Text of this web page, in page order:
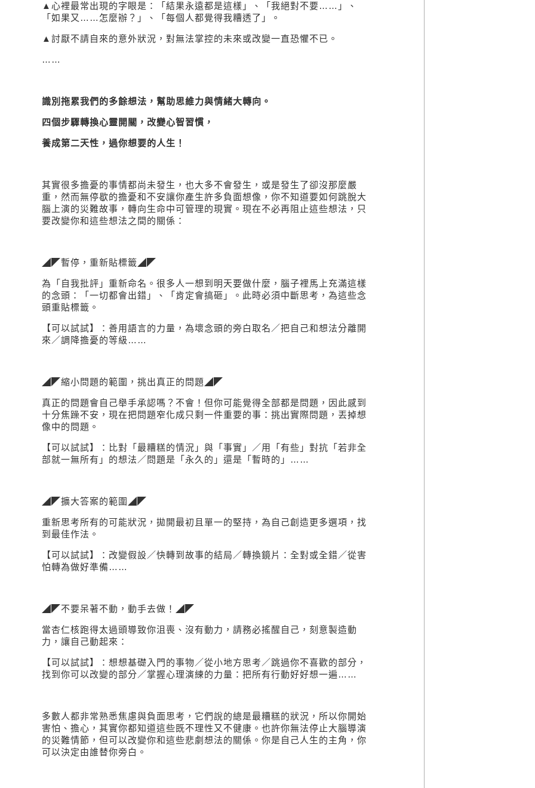
▲ 心裡最常出現的字眼是： 「結果永遠都是這樣」、「我絕對不要…… 」、
「如果又 …… 怎麼辦？」、「每個人都覺得我糟透了」 。
▲討厭不請自來的意外狀況，對無法掌控的未來或改變一直恐懼不已。
……
識別拖累我們的多餘想法，幫助思維力與情緒大轉向。
四個步驟轉換心靈開關，改變心智習慣，
養成第二天性，過你想要的人生！
其實很多擔憂的事情都尚未發生，也大多不會發生，或是發生了卻沒那麼嚴
重，然而無停歇的擔憂和不安讓你產生許多負面想像 ，你不知道要如何跳脫大
腦上演的災難故事，轉向生命中可管理的現實。 現在不必再阻止這些想法，只
要改變你和這些想法之間的關係 ：
◢◤暫停，重新貼標籤◢◤
為 「 自我批評 」 重新命名。很多人一想到明天要做什麼，腦子裡馬上充滿這樣
的念頭：
「 一切都會出錯 」、「 肯定會搞砸 」
。此時必須中斷思考，為這些念
頭重貼標籤。
【可以試試】 ：善用語言的力量，為壞念頭的旁白取名 ／把自己和想法分離開
來／調降擔憂的等級 ……
◢◤縮小問題的範圍， 挑出真正的問題◢◤
真正的問題會自己舉手承認嗎？不會！但你可能覺得全部都是問題，因此感到
十分焦躁不安，現在把問題窄化成只剩一件重要的事：挑出實際問題，丟掉想
像中的問題。
【可以試試】 ：比對 「最糟糕的情況」與「事實」 ／用
「有些」對抗「若非全
部就一無所有」的想法 ／問題是 「永久的」還是「暫時的」 ……
◢◤擴大答案的範圍◢◤
重新思考所有的可能狀況，拋開最初且單一的堅持，為自己創造更多選項，找
到最佳作法。
【可以試試】 ：改變假設／快轉到故事的結局 ／轉換鏡片：全對或全錯／從害
怕轉為做好準備……
◢◤不要呆著不動，動手去做！◢◤
當杏仁核跑得太過頭導致你沮喪、沒有動力，請務必搖醒自己， 刻意製造動
力， 讓自己動起來：
【可以試試】 ： 想想基礎入門的事物／從小地方思考／跳過你不喜歡的部分，
找到你可以改變的部分／掌握心理演練的力量：把所有行動好好想一遍 ……
多數人都非常熟悉焦慮與負面思考，它們說的總是最糟糕的狀況，所以你開始
害怕、擔心，其實你都知道這些既不理性又不健康。也許你無法停止大腦導演
的災難情節，但可以改變你和這些悲劇想法的關係。你是自己人生的主角，你
可以決定由誰替你旁白。